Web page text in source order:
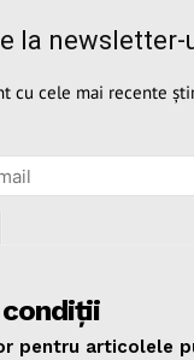
la newsletter-
cu cele mai recente
condiții
pentru articolele